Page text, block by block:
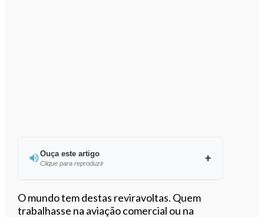
Ouça este artigo
Clique para reproduzir
Ouvir este artigo
O mundo tem destas reviravoltas. Quem
trabalhasse na aviação comercial ou na